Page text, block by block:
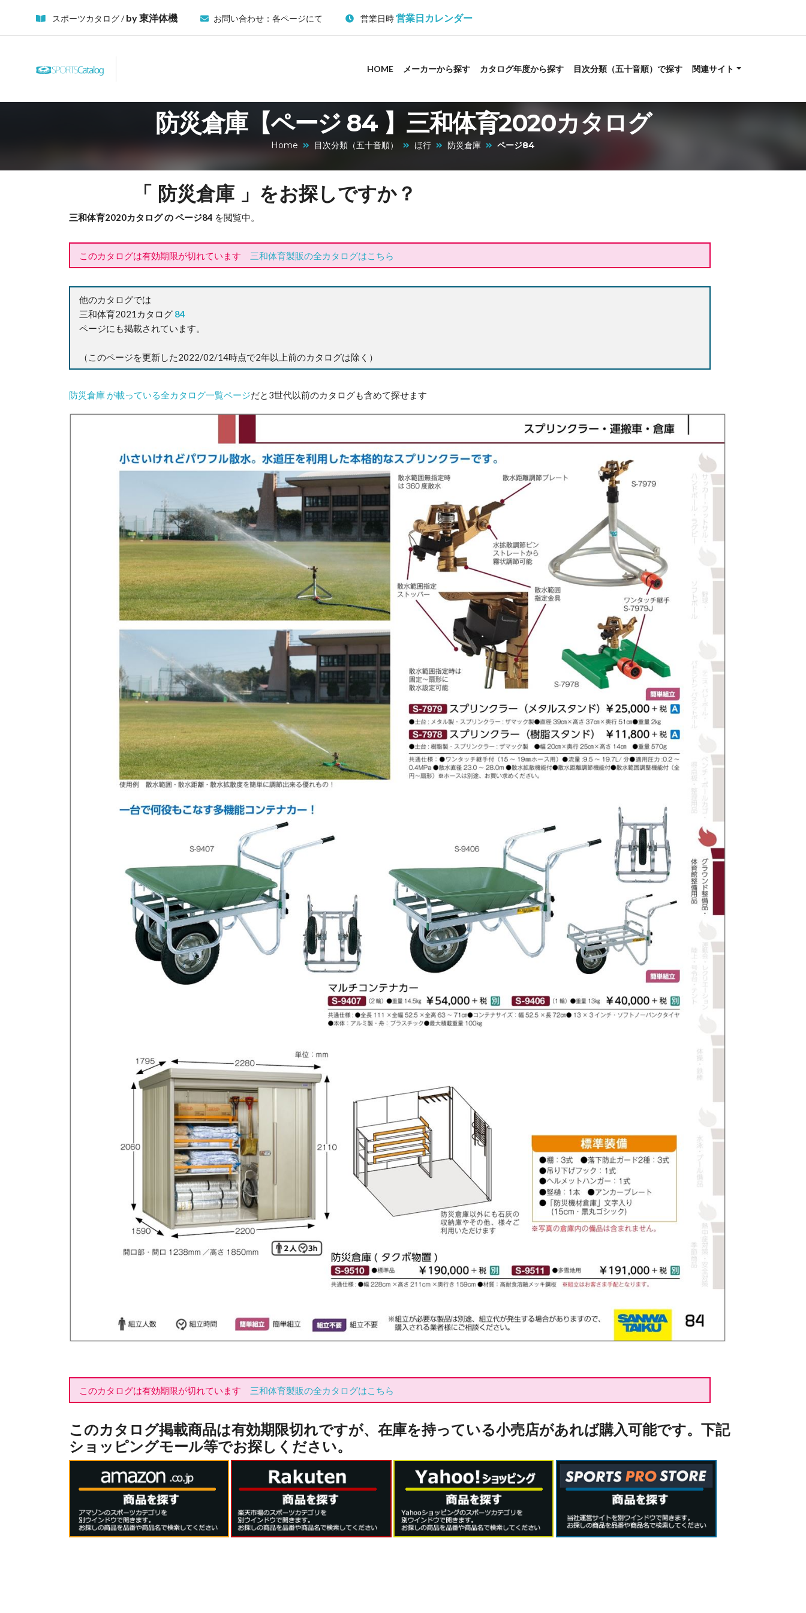
スポーツカタログ /by 東洋体機 お問い合わせ：各ページにて 営業日時営業日カレンダー
HOME メーカーから探す カタログ年度から探す 目次分類（五十音順）で探す 関連サイト
防災倉庫【ページ 84 】三和体育2020カタログ
Home 目次分類（五十音順） ほ行 防災倉庫 ページ84
「 防災倉庫 」をお探しですか？
三和体育2020カタログ の ページ84 を閲覧中。
このカタログは有効期限が切れています 三和体育製販の全カタログはこちら
他のカタログでは
三和体育2021カタログ 84
ページにも掲載されています。
（このページを更新した2022/02/14時点で2年以上前のカタログは除く）
防災倉庫 が載っている全カタログ一覧ページだと3世代以前のカタログも含めて探せます
このカタログは有効期限が切れています 三和体育製販の全カタログはこちら
このカタログ掲載商品は有効期限切れですが、在庫を持っている小売店があれば購入可能です。下記
ショッピングモール等でお探しください。